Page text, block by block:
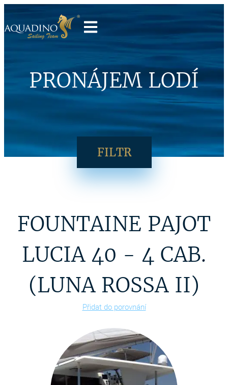
PRONÁJEM LODÍ
FILTR
FOUNTAINE PAJOT
LUCIA 40 - 4 CAB.
(LUNA ROSSA II)
Přidat do porovnání